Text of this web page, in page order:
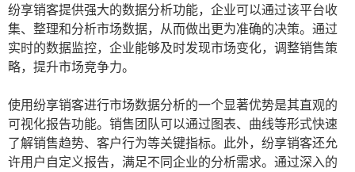
纷享销客提供强大的数据分析功能，企业可以通过该平台收
集、整理和分析市场数据，从而做出更为准确的决策。通过
实时的数据监控，企业能够及时发现市场变化，调整销售策
略，提升市场竞争力。
使用纷享销客进行市场数据分析的一个显著优势是其直观的
可视化报告功能。销售团队可以通过图表、曲线等形式快速
了解销售趋势、客户行为等关键指标。此外，纷享销客还允
许用户自定义报告，满足不同企业的分析需求。通过深入的